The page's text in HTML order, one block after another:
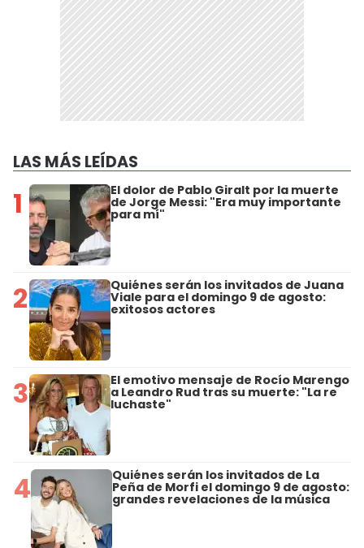
LAS MÁS LEÍDAS
1 El dolor de Pablo Giralt por la muerte
de Jorge Messi: "Era muy importante
para mí"
2 Quiénes serán los invitados de Juana
Viale para el domingo 9 de agosto:
exitosos actores
3 El emotivo mensaje de Rocío Marengo
a Leandro Rud tras su muerte: "La re
luchaste"
4 Quiénes serán los invitados de La
Peña de Morfi el domingo 9 de agosto:
grandes revelaciones de la música